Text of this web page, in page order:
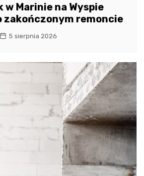
w Marinie na Wyspie
zakończonym remoncie
5 sierpnia 2026